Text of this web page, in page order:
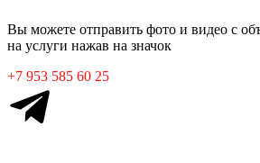
Вы можете отправить фото и видео с
на услуги нажав на значок
+7 953 585 60 25